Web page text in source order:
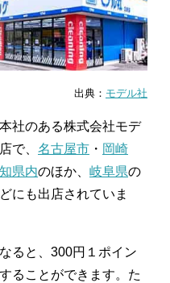
出典： モデル社
社のある株式会社モデ
で、 名古屋市 ・ 岡崎
県内のほか、 岐阜県の
にも出店されていま
ると、300円１ポイン
ることができます。た